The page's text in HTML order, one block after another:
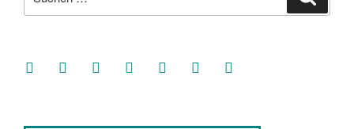
nach:
facebooksoundcloud
twitter mastodoninstagramthreads goodreads